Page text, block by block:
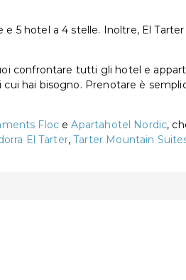
5 hotel a 4 stelle. Inoltre, El
confrontare tutti gli hotel e
hai bisogno. Prenotare è
Floc eApartahotel Nordic,
El Tarter,Tarter Mountain